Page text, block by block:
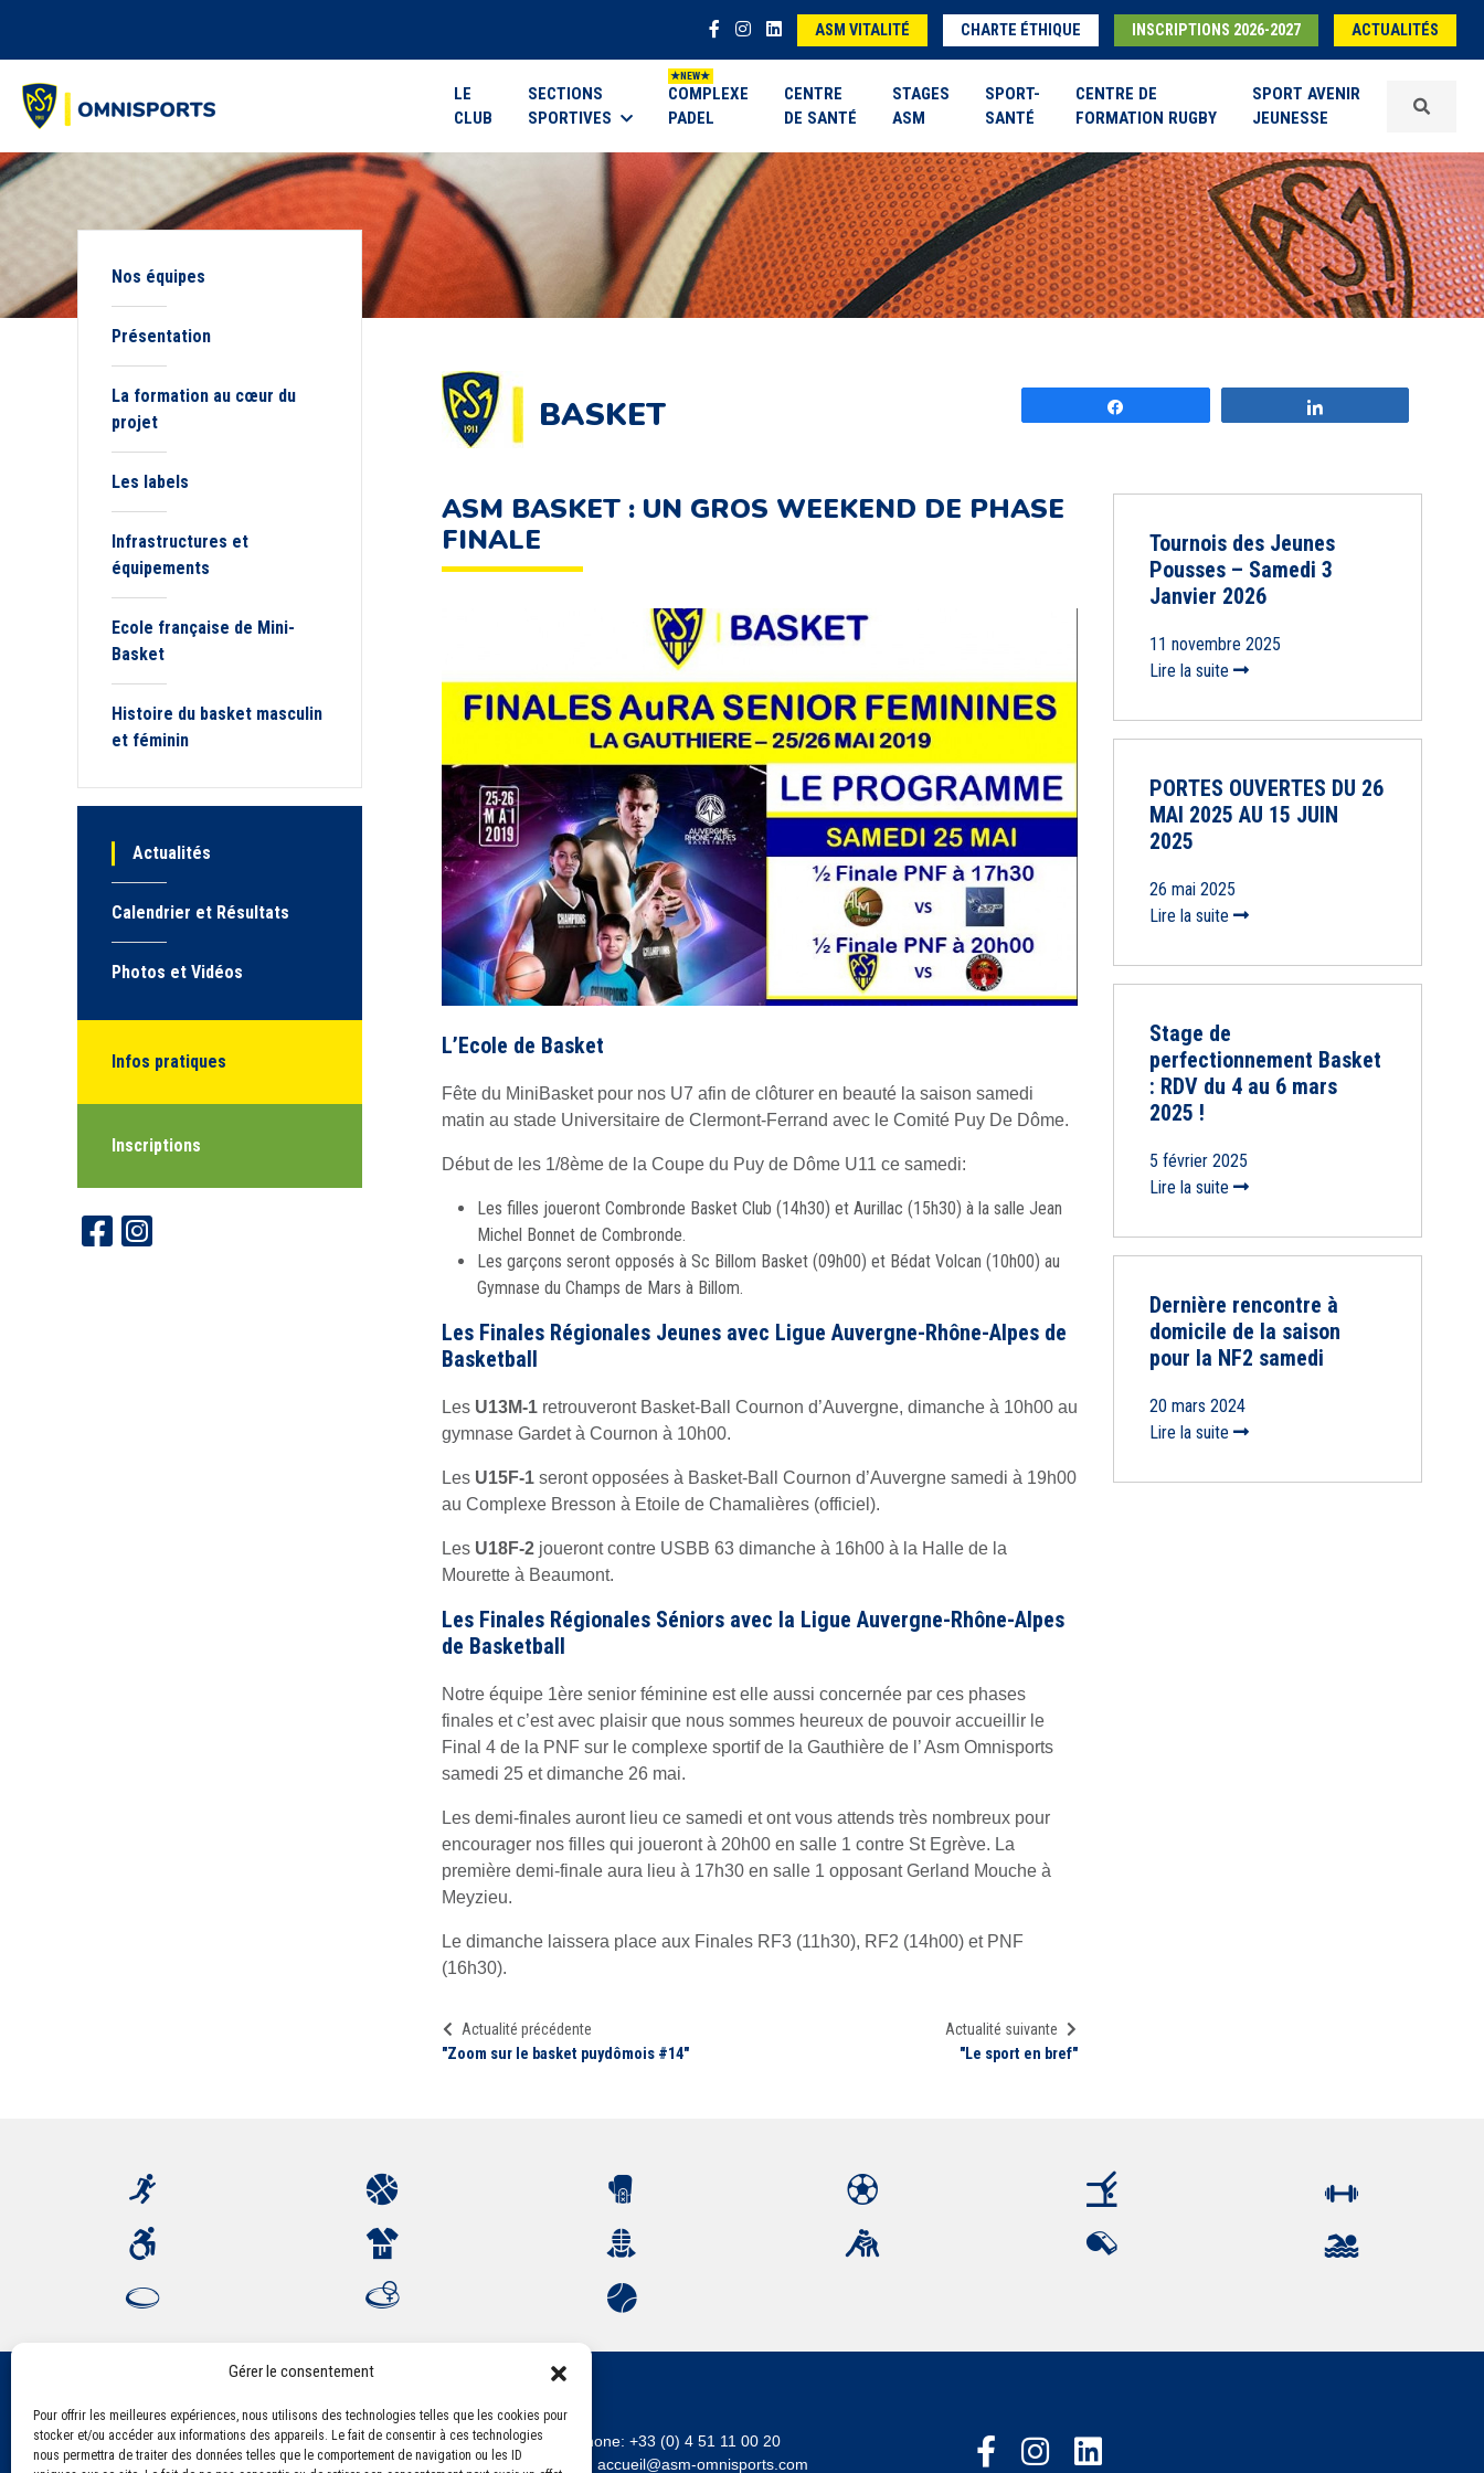
Gérer le consentement
Pour offrir les meilleures expériences, nous utilisons des technologies telles que les cookies pour
stocker et/ou accéder aux informations des appareils. Le fait de consentir à ces technologies
nous permettra de traiter des données telles que le comportement de navigation ou les ID
ASM VITALITÉ CHARTE ÉTHIQUE INSCRIPTIONS 2026-2027 ACTUALITÉS
LE
CLUB
SECTIONS
SPORTIVES
COMPLEXE
PADEL
CENTRE
DE SANTÉ
STAGES
ASM
SPORT-
SANTÉ
CENTRE DE
FORMATION RUGBY
SPORT AVENIR
JEUNESSE
Nos équipes
Présentation
La formation au cœur du
projet
Les labels
Infrastructures et
équipements
Ecole française de Mini-
Basket
Histoire du basket masculin
et féminin
Actualités
Calendrier et Résultats
Photos et Vidéos
Infos pratiques
Inscriptions
BASKET
ASM BASKET : UN GROS WEEKEND DE PHASE
FINALE
L’Ecole de Basket
Fête du MiniBasket pour nos U7 afin de clôturer en beauté la saison samedi
matin au stade Universitaire de Clermont-Ferrand avec le Comité Puy De Dôme.
Début de les 1/8ème de la Coupe du Puy de Dôme U11 ce samedi:
Les filles joueront Combronde Basket Club (14h30) et Aurillac (15h30) à la salle Jean
Michel Bonnet de Combronde.
Les garçons seront opposés à Sc Billom Basket (09h00) et Bédat Volcan (10h00) au
Gymnase du Champs de Mars à Billom.
Les Finales Régionales Jeunes avec Ligue Auvergne-Rhône-Alpes de
Basketball
Les U13M-1 retrouveront Basket-Ball Cournon d’Auvergne, dimanche à 10h00 au
gymnase Gardet à Cournon à 10h00.
Les U15F-1 seront opposées à Basket-Ball Cournon d’Auvergne samedi à 19h00
au Complexe Bresson à Etoile de Chamalières (officiel).
Les U18F-2 joueront contre USBB 63 dimanche à 16h00 à la Halle de la
Mourette à Beaumont.
Les Finales Régionales Séniors avec la Ligue Auvergne-Rhône-Alpes
de Basketball
Notre équipe 1ère senior féminine est elle aussi concernée par ces phases
finales et c’est avec plaisir que nous sommes heureux de pouvoir accueillir le
Final 4 de la PNF sur le complexe sportif de la Gauthière de l’ Asm Omnisports
samedi 25 et dimanche 26 mai.
Les demi-finales auront lieu ce samedi et ont vous attends très nombreux pour
encourager nos filles qui joueront à 20h00 en salle 1 contre St Egrève. La
première demi-finale aura lieu à 17h30 en salle 1 opposant Gerland Mouche à
Meyzieu.
Le dimanche laissera place aux Finales RF3 (11h30), RF2 (14h00) et PNF
(16h30).
Actualité précédente
"Zoom sur le basket puydômois #14"
Actualité suivante
"Le sport en bref"
Tournois des Jeunes
Pousses – Samedi 3
Janvier 2026
11 novembre 2025
Lire la suite
PORTES OUVERTES DU 26
MAI 2025 AU 15 JUIN
2025
26 mai 2025
Lire la suite
Stage de
perfectionnement Basket
: RDV du 4 au 6 mars
2025 !
5 février 2025
Lire la suite
Dernière rencontre à
domicile de la saison
pour la NF2 samedi
20 mars 2024
Lire la suite
Association Sportive Montferrandaise
84, boulevard Léon Jouhaux
Téléphone: +33 (0) 4 51 11 00 20
accueil@asm-omnisports.com